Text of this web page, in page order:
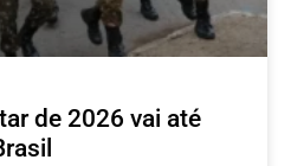
de 2026 vai até